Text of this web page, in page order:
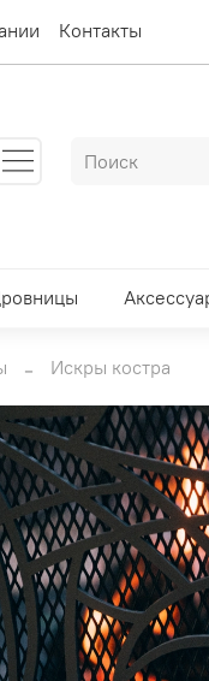
Контакты
Искры костра